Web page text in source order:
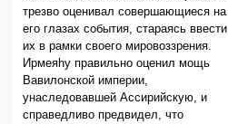
трезво оценивал совершающиеся на
его глазах события, стараясь ввести
их в рамки своего мировоззрения.
Ирмеяhу правильно оценил мощь
Вавилонской империи,
унаследовавшей Ассирийскую, и
справедливо предвидел, что